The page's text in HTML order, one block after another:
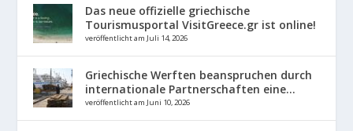
Das neue offizielle griechische
Tourismusportal VisitGreece.gr ist online!
veröffentlicht am Juli 14, 2026
Griechische Werften beanspruchen durch
internationale Partnerschaften eine...
veröffentlicht am Juni 10, 2026